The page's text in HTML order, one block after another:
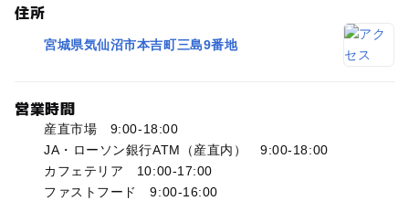
住所
宮城県気仙沼市本吉町三島9番地
営業時間
産直市場 9:00-18:00
JA・ローソン銀行ATM（産直内） 9:00-18:00
カフェテリア 10:00-17:00
ファストフード 9:00-16:00